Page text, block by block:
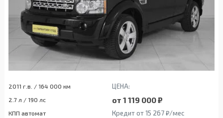
2011 г.в. / 164 000 км ЦЕНА:
2.7 л / 190 лс от 1 119 000 ₽
КПП автомат Кредит от 15 267 ₽/мес